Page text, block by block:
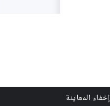
إخفاء المعاينة